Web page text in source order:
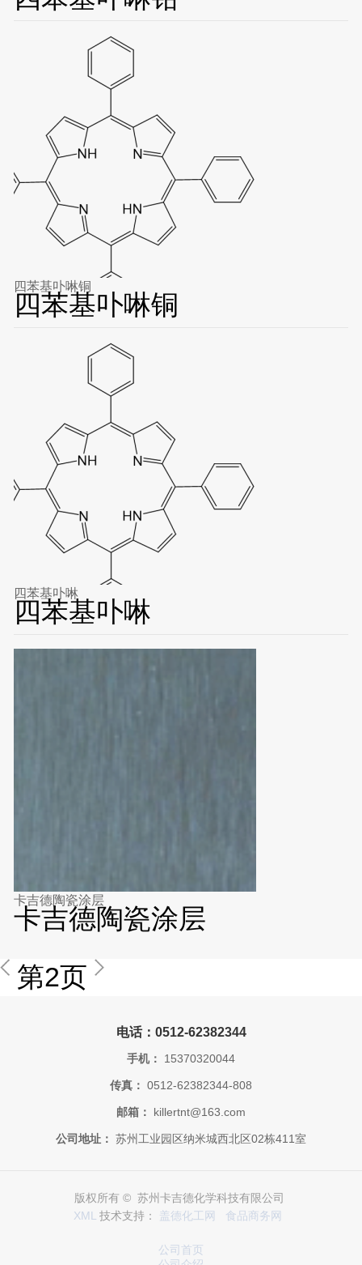
四苯基卟啉铜
四苯基卟啉铜
四苯基卟啉
四苯基卟啉
卡吉德陶瓷涂层
卡吉德陶瓷涂层
第2页
电话：0512-62382344
手机： 15370320044
传真： 0512-62382344-808
邮箱： killertnt@163.com
公司地址： 苏州工业园区纳米城西北区02栋411室
版权所有 © 苏州卡吉德化学科技有限公司
XML
技术支持： 盖德化工网 食品商务网
公司首页